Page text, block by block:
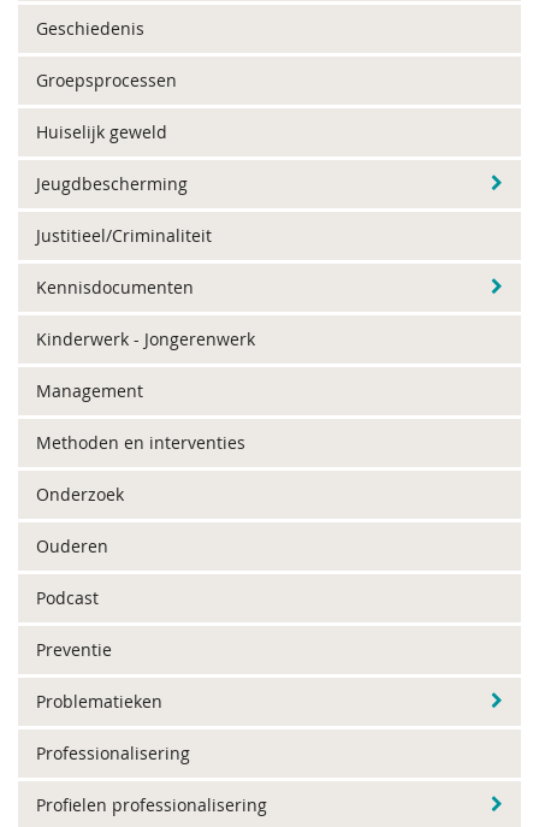
Geschiedenis
Groepsprocessen
Huiselijk geweld
Jeugdbescherming
Justitieel/Criminaliteit
Kennisdocumenten
Kinderwerk - Jongerenwerk
Management
Methoden en interventies
Onderzoek
Ouderen
Podcast
Preventie
Problematieken
Professionalisering
Profielen professionalisering